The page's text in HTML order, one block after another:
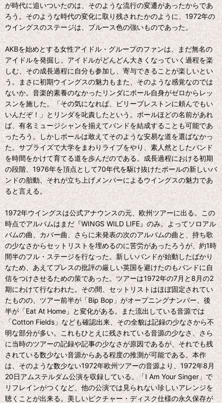
が時代に追いついたのは、そのような流行の変遷があったからであ
ろう。そのような時代の変化に取り残されたかのように、1972年の
ウイングスのステージは、ブルース色の強いものであった。
AKBを始めとする女性アイドル・グループのファンは、まだ無名の
アイドルを発掘し、アイドルがどんどん大きくなっていく過程を楽
しむ、その成長過程に自分も参加し、寄与できることが楽しいとい
う。まさに初期ウイングスの魅力もまた、そのような感覚なのでは
ないか。音楽的素養のなかったリンダにポール自身がゼロからレッ
スンを施した。「その気になれば、ビリープレストンに頼んでもい
いんだぞ！」とリンダを叱責したという。ポールほどの名前があれ
ば、有名ミュージシャンを揃えてバンドを結成することも可能であ
ったろう。しかしポールは敢えてそのような安易な道を選ばなかっ
た。サプライズで大学をまわりライブをやり、素人然としたバンド
を時間をかけて育てる道を歩んだのである。成長過程における初期
の段階、1976年を頂点として70年代を駆け抜けたポールの新しいバ
ンドの胎動、それが立ち上げメンバーによるウイングスの魅力であ
ると言える。
1972年ウイングスは公式アナウンスの元、欧州ツアーに出る。この
時点でアルバムはまだ『WINGS WILD LIFE』のみ。よってソロアル
バムの曲、カバー曲、さらに未発表の次のアルバムの曲と、持ち歌
の少なさからセットリストを埋めるのに苦労があったろうが、約1時
間半のフル・ステージを行なった。新しいバンドが始動したばかり
なため、あえてプレスの批評の厳しい英国を避けたのもバンドに自
信をつけさせるための策であった。ツアーは1972年の7月と8月の2
期にわけて行なわれた。その間、セットリストはほぼ固定されてい
たものの、ツアー前半が「Bip Bop」がオープニングナンバー、後
半が「Eat At Home」と変化がある。また流出している音源では
「Cotton Fields」なども確認出来、その全貌は記録の少なさから不
明な部分が多い。これもひとえに残されている音源の少なさ、さら
に当時のツアーの記録や記事の少なさが原因であるが、それでも残
されている数少ない音源からある程度の推測が可能である。本作
は、そのような数少ない1972年欧州ツアーの音源より、1972年8月
20日アムステルダム公演を収録している。「I Am Your Singer」で
リフレインがつくなど、他の公演では見られない珍しいアレンジを
聴くことが出来る。美しいピクチャー・ディスク仕様の永久保存が